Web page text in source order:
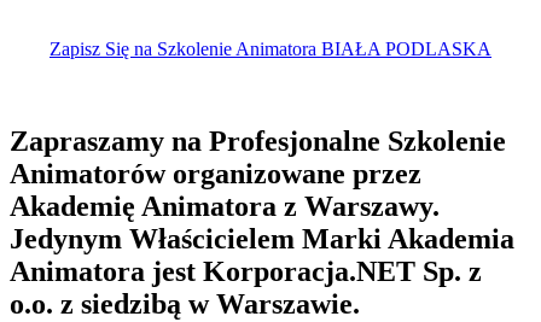
Zapisz Się na Szkolenie Animatora BIAŁA PODLASKA
Zapraszamy na Profesjonalne Szkolenie
Animatorów organizowane przez
Akademię Animatora z Warszawy.
Jedynym Właścicielem Marki Akademia
Animatora jest Korporacja.NET Sp. z
o.o. z siedzibą w Warszawie.